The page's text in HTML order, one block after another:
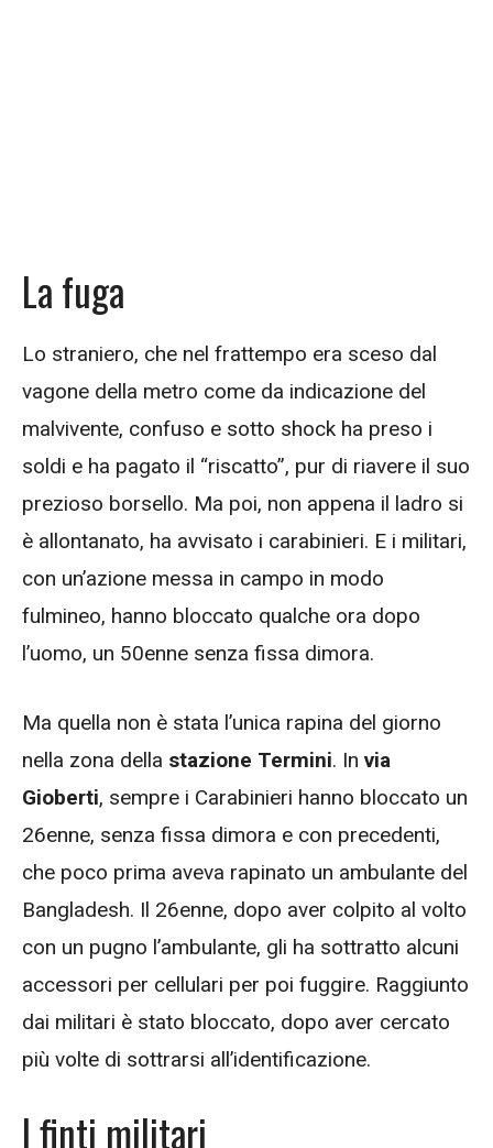
La fuga
Lo straniero, che nel frattempo era sceso dal
vagone della metro come da indicazione del
malvivente, confuso e sotto shock ha preso i
soldi e ha pagato il “riscatto”, pur di riavere il suo
prezioso borsello. Ma poi, non appena il ladro si
è allontanato, ha avvisato i carabinieri. E i militari,
con un’azione messa in campo in modo
fulmineo, hanno bloccato qualche ora dopo
l’uomo, un 50enne senza fissa dimora.
Ma quella non è stata l’unica rapina del giorno
nella zona della stazione Termini. In via
Gioberti, sempre i Carabinieri hanno bloccato un
26enne, senza fissa dimora e con precedenti,
che poco prima aveva rapinato un ambulante del
Bangladesh. Il 26enne, dopo aver colpito al volto
con un pugno l’ambulante, gli ha sottratto alcuni
accessori per cellulari per poi fuggire. Raggiunto
dai militari è stato bloccato, dopo aver cercato
più volte di sottrarsi all’identificazione.
I finti militari